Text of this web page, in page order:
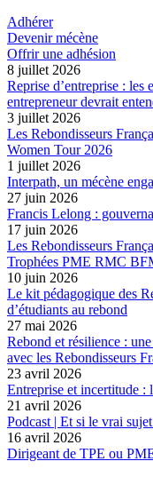
Adhérer
Devenir mécène
Offrir une adhésion
8 juillet 2026
Reprise d’entreprise : les
entrepreneur devrait
3 juillet 2026
Les Rebondisseurs
Women Tour 2026
1 juillet 2026
Interpath, un mécène
27 juin 2026
Francis Lelong :
17 juin 2026
Les Rebondisseurs
Trophées PME RMC
10 juin 2026
Le kit pédagogique des
d’étudiants au rebond
27 mai 2026
Rebond et résilience :
avec les Rebondisseurs
23 avril 2026
Entreprise et incertitude :
21 avril 2026
Podcast | Et si le vrai
16 avril 2026
Dirigeant de TPE ou